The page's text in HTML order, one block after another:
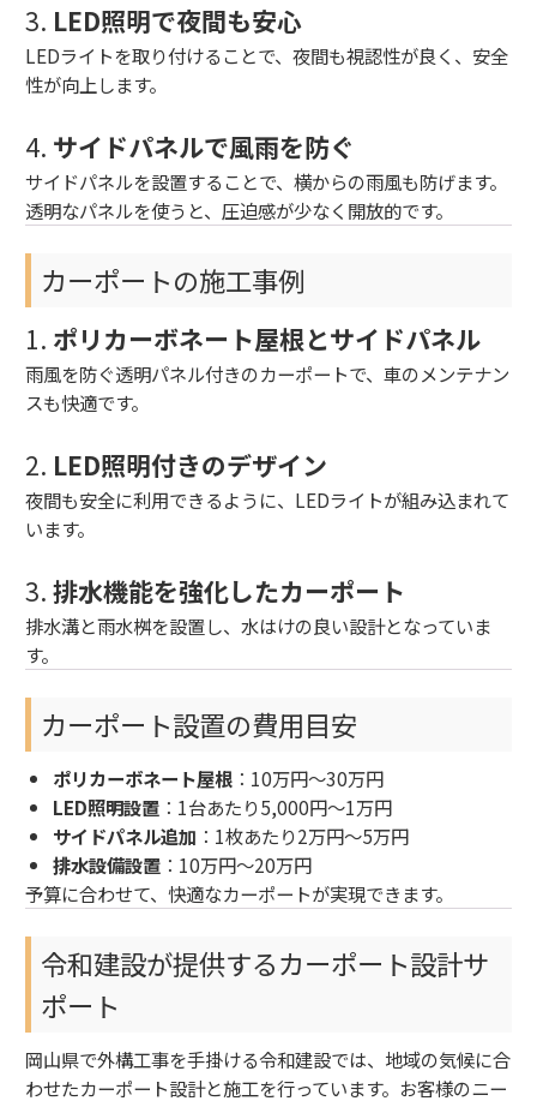
3. LED照明で夜間も安心
LEDライトを取り付けることで、夜間も視認性が良く、安全
性が向上します。
4. サイドパネルで風雨を防ぐ
サイドパネルを設置することで、横からの雨風も防げます。
透明なパネルを使うと、圧迫感が少なく開放的です。
カーポートの施工事例
1. ポリカーボネート屋根とサイドパネル
雨風を防ぐ透明パネル付きのカーポートで、車のメンテナン
スも快適です。
2. LED照明付きのデザイン
夜間も安全に利用できるように、LEDライトが組み込まれて
います。
3. 排水機能を強化したカーポート
排水溝と雨水桝を設置し、水はけの良い設計となっていま
す。
カーポート設置の費用目安
ポリカーボネート屋根 ：10万円～30万円
LED照明設置 ：1台あたり5,000円～1万円
サイドパネル追加 ：1枚あたり2万円～5万円
排水設備設置 ：10万円～20万円
予算に合わせて、快適なカーポートが実現できます。
令和建設が提供するカーポート設計サ
ポート
岡山県で外構工事を手掛ける令和建設では、地域の気候に合
わせたカーポート設計と施工を行っています。お客様のニー